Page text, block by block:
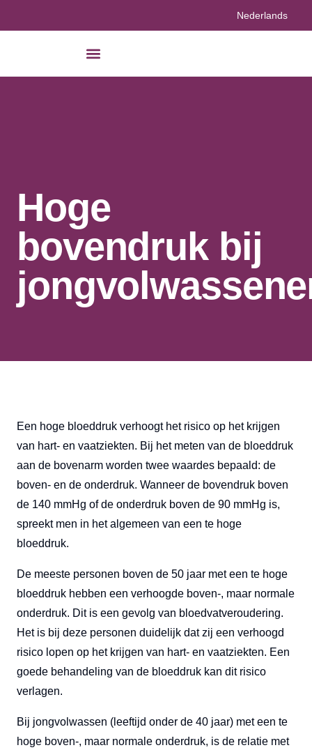
Nederlands
Hoge
bovendruk bij
Een hoge bloeddruk verhoogt het risico op het krijgen
van hart- en vaatziekten. Bij het meten van de bloeddruk
aan de bovenarm worden twee waardes bepaald: de
boven- en de onderdruk. Wanneer de bovendruk boven
de 140 mmHg of de onderdruk boven de 90 mmHg is,
spreekt men in het algemeen van een te hoge
bloeddruk.
De meeste personen boven de 50 jaar met een te hoge
bloeddruk hebben een verhoogde boven-, maar normale
onderdruk. Dit is een gevolg van bloedvatveroudering.
Het is bij deze personen duidelijk dat zij een verhoogd
risico lopen op het krijgen van hart- en vaatziekten. Een
goede behandeling van de bloeddruk kan dit risico
verlagen.
Bij jongvolwassen (leeftijd onder de 40 jaar) met een te
hoge boven-, maar normale onderdruk, is de relatie met